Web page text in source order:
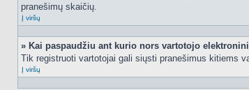
pranešimų skaičių.
Į viršų
» Kai paspaudžiu ant kurio nors vartotojo
Tik registruoti vartotojai gali siųsti pranešimus kitiems
Į viršų